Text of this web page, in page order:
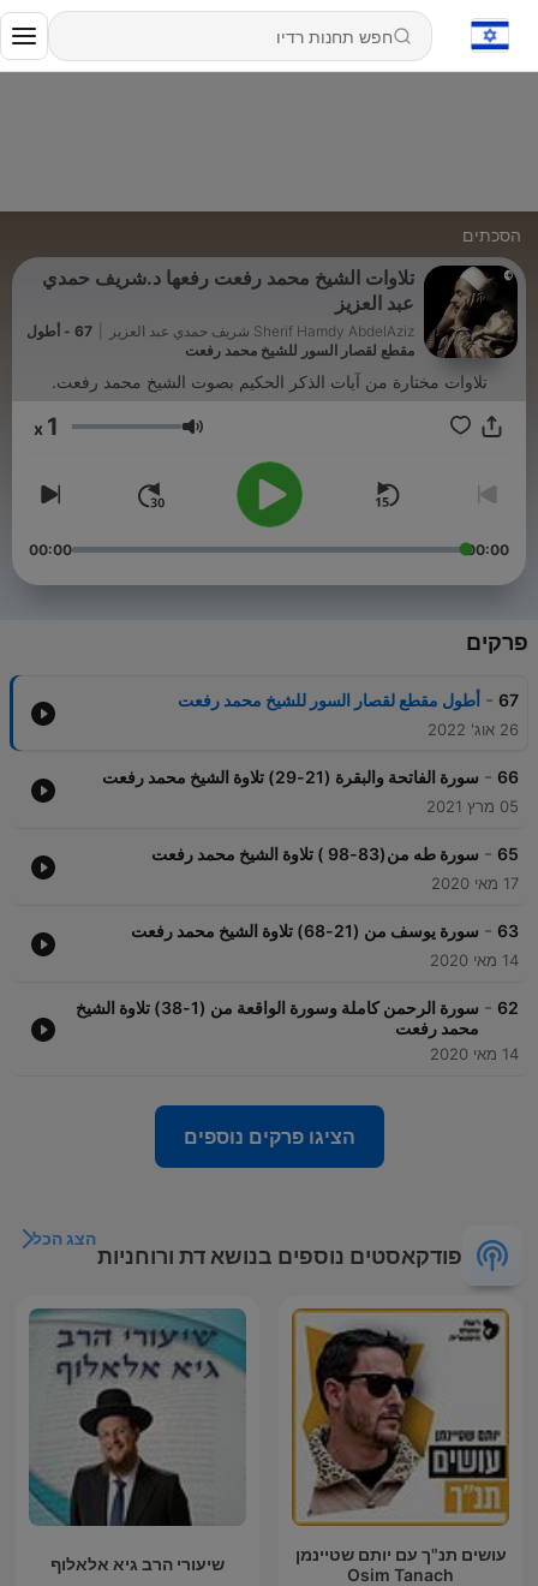
הסכתים
تلاوات الشيخ محمد رفعت رفعها د.شريف حمدي
عبد العزيز
Sherif Hamdy AbdelAziz شريف حمدي عبد العزيز
67 - أطول
مقطع لقصار السور للشيخ محمد رفعت
تلاوات مختارة من آيات الذكر الحكيم بصوت الشيخ محمد رفعت.
עוצמת שמע 1
00:00
00:00
פרקים
67
- أطول مقطع لقصار السور للشيخ محمد رفعت
26 אוג' 2022
66
- سورة الفاتحة والبقرة (21-29) تلاوة الشيخ محمد رفعت
05 מרץ 2021
65
- سورة طه من(83-98 ) تلاوة الشيخ محمد رفعت
17 מאי 2020
63
- سورة يوسف من (21-68) تلاوة الشيخ محمد رفعت
14 מאי 2020
62
-
سورة الرحمن كاملة وسورة الواقعة من (1-38) تلاوة الشيخ
محمد رفعت
14 מאי 2020
הציגו פרקים נוספים
פודקאסטים נוספים בנושא דת ורוחניות
הצג הכל
עושים תנ"ך עם יותם שטיינמן
Osim Tanach
שיעורי הרב גיא אלאלוף